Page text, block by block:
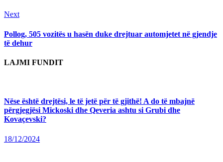
NextNext
Pollog, 505 vozitës u hasën duke drejtuar automjetet në gjendje
të dehur
LAJMI FUNDIT
Nëse është drejtësi, le të jetë për të gjithë! A do të mbajnë
përgjegjësi Mickoski dhe Qeveria ashtu si Grubi dhe
Kovaçevski?
18/12/2024